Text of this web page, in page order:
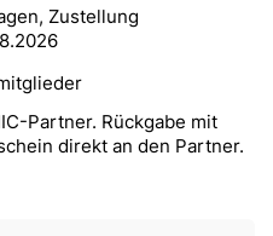
Zustellung
Partner. Rückgabe mit
direkt an den Partner.